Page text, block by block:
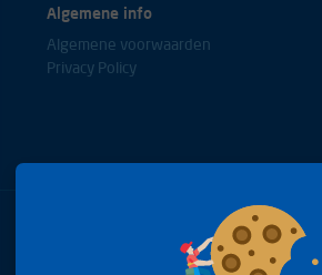
Algemene info
Algemene voorwaarden
Privacy Policy
Bel met onze
+31(0)85